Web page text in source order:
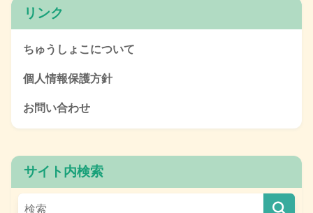
リンク
ちゅうしょこについて
個人情報保護方針
お問い合わせ
サイト内検索